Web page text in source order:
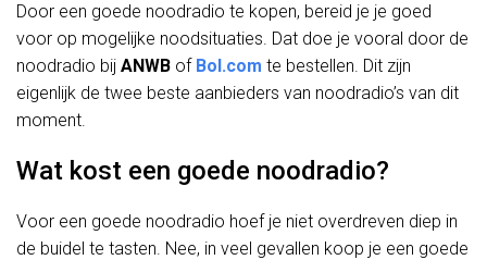
Door een goede noodradio te kopen, bereid je je goed
voor op mogelijke noodsituaties. Dat doe je vooral door de
noodradio bij ANWB of Bol.com te bestellen. Dit zijn
eigenlijk de twee beste aanbieders van noodradio’s van dit
moment.
Wat kost een goede noodradio?
Voor een goede noodradio hoef je niet overdreven diep in
de buidel te tasten. Nee, in veel gevallen koop je een goede